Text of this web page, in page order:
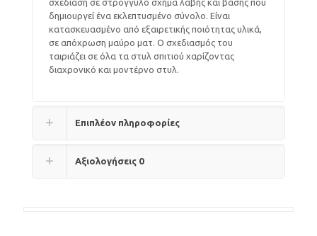
σχεδίαση σε στρογγυλό σχήμα λαβής και βάσης που
δημιουργεί ένα εκλεπτυσμένο σύνολο. Είναι
κατασκευασμένο από εξαιρετικής ποιότητας υλικά,
σε απόχρωση μαύρο ματ. Ο σχεδιασμός του
ταιριάζει σε όλα τα στυλ σπιτιού χαρίζοντας
διαχρονικό και μοντέρνο στυλ.
Επιπλέον πληροφορίες
Αξιολογήσεις 0